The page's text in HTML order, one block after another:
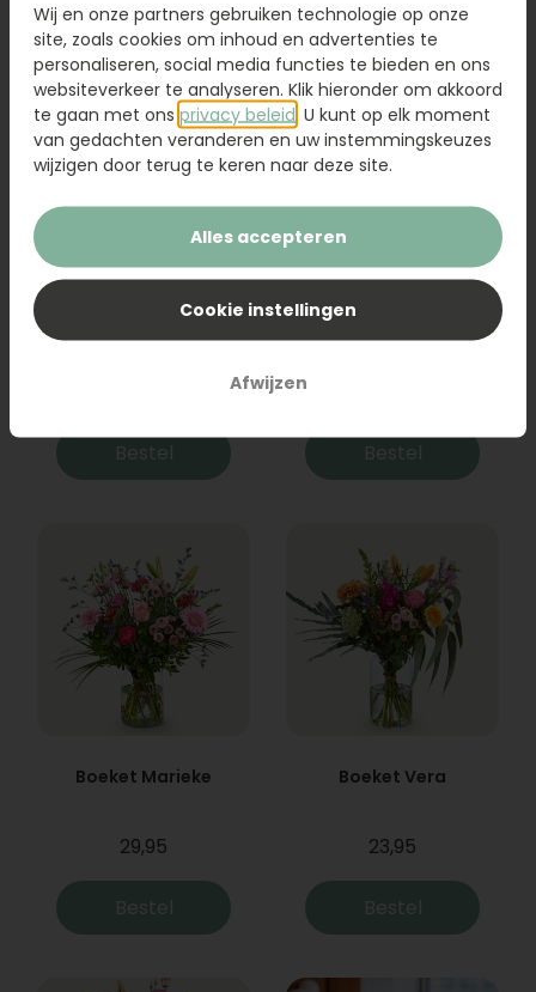
Boeket Raya
Bestel
Sanseveria
Bestel
Boeket Marieke
29,95
Bestel
Boeket Vera
23,95
Bestel
Wij en onze partners gebruiken technologie op onze
site, zoals cookies om inhoud en advertenties te
personaliseren, social media functies te bieden en ons
websiteverkeer te analyseren. Klik hieronder om akkoord
te gaan met ons privacy beleid . U kunt op elk moment
van gedachten veranderen en uw instemmingskeuzes
wijzigen door terug te keren naar deze site.
Alles accepteren
Cookie instellingen
Afwijzen